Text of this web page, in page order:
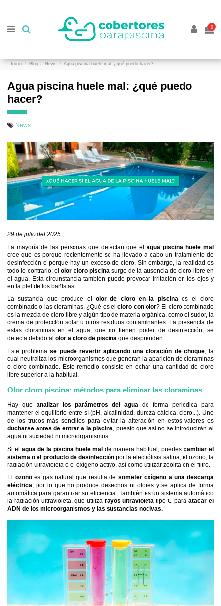
0
Inicio Blog News Agua piscina huele mal: ¿qué puedo hacer?
Agua piscina huele mal: ¿qué puedo
hacer?
News
29 de julio del 2025
La mayoría de las personas que detectan que elagua piscina huele mal
cree que es porque recientemente se ha llevado a cabo un tratamiento de
desinfección o porque hay un exceso de cloro. Sin embargo, la realidad es
todo lo contrario: elolor cloro piscina surge de la ausencia de cloro libre en
el agua. Esta circunstancia también puede provocar irritación en los ojos y
en la piel de los bañistas.
La sustancia que produce el olor de cloro en la piscinaes el cloro
combinado o las cloraminas. ¿Qué es elcloro con olor? El cloro combinado
es la mezcla de cloro libre y algún tipo de materia orgánica, como el sudor, la
crema de protección solar u otros residuos contaminantes. La presencia de
estas cloraminas en el agua, que no tienen poder de desinfección, se
detecta debido al olor a cloro de piscina que desprenden.
Este problemase puede revertir aplicando una cloración de choque, la
cual neutraliza los microorganismos que generan la aparición de cloraminas
o cloro combinado. Este remedio consiste en echar una cantidad de cloro
libre superior a la habitual.
Olor cloro piscina: métodos para eliminar las cloraminas
Hay que analizar los parámetros del agua de forma periódica para
mantener el equilibrio entre sí (pH, alcalinidad, dureza cálcica, cloro...). Uno
de los trucos más sencillos para evitar la alteración en estos valores es
ducharse antes de entrar a la piscina, puesto que así no se introducirán al
agua ni suciedad ni microorganismos.
Si el agua de la piscina huele mal de manera habitual, puedescambiar el
sistema o el producto de desinfecciónpor la electrólisis salina, el ozono, la
radiación ultravioleta o el oxígeno activo, así como utilizar zeolita en el filtro.
El ozonoes gas natural que resulta de someter oxígeno a una descarga
eléctrica, por lo que no produce desechos ni olores y se aplica de forma
automática para garantizar su eficiencia. También es un sistema automático
la radiación ultravioleta, que utiliza rayos ultravioleta tipo C paraatacar el
ADN de los microorganismos y las sustancias nocivas.